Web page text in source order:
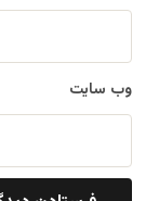
وب‌ سایت